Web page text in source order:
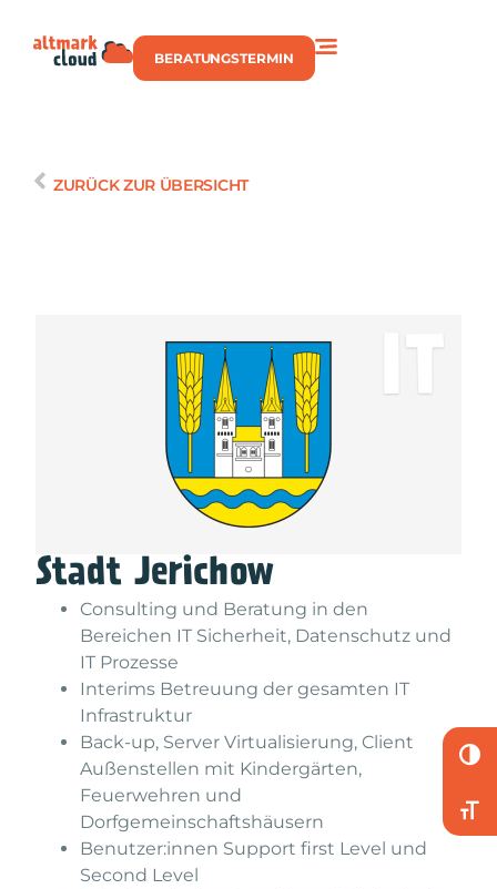
BERATUNGSTERMIN
ZURÜCK ZUR ÜBERSICHT
Stadt Jerichow
Consulting und Beratung in den
Bereichen IT Sicherheit, Datenschutz und
IT Prozesse
Interims Betreuung der gesamten IT
Infrastruktur
Back-up, Server Virtualisierung, Client
Außenstellen mit Kindergärten,
Feuerwehren und
Dorfgemeinschaftshäusern
Benutzer:innen Support first Level und
Second Level